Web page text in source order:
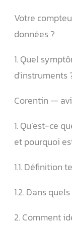
Votre
données ?
1. Quel
d'instruments
Corentin —
1. Qu’est-ce
et pourquoi
1.1. Définition
1.2. Dans
2. Comment